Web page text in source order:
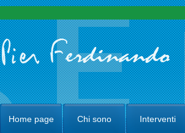
Home page Chi sono Interventi